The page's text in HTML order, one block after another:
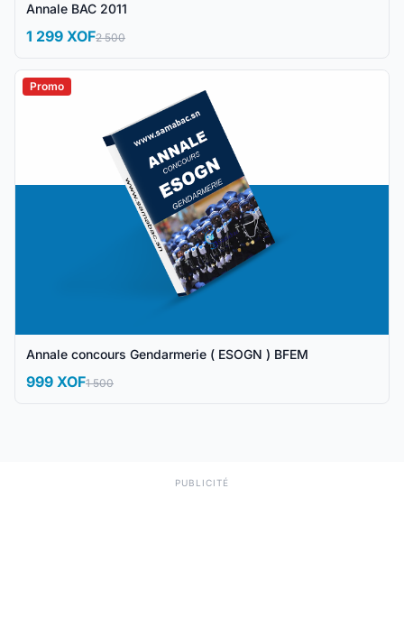
Annale BAC 2011
1 299 XOF2 500
Promo
Annale concours Gendarmerie ( ESOGN ) BFEM
999 XOF1 500
PUBLICITÉ